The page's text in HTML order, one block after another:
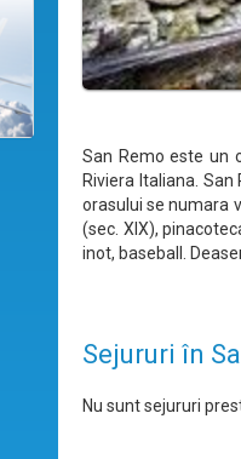
San Remo este un
Riviera Italiana.
orasului se numara
(sec. XIX),
inot, baseball.
Sejururi în
Nu sunt sejururi